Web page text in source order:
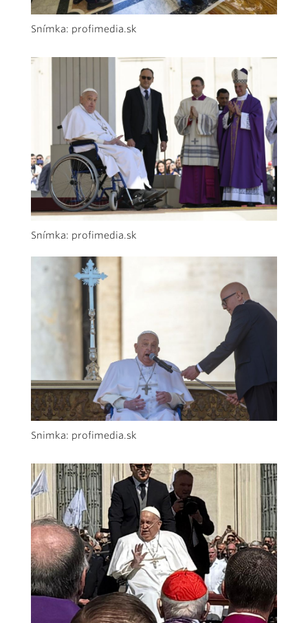
Snímka: profimedia.sk
Snímka: profimedia.sk
Snimka: profimedia.sk